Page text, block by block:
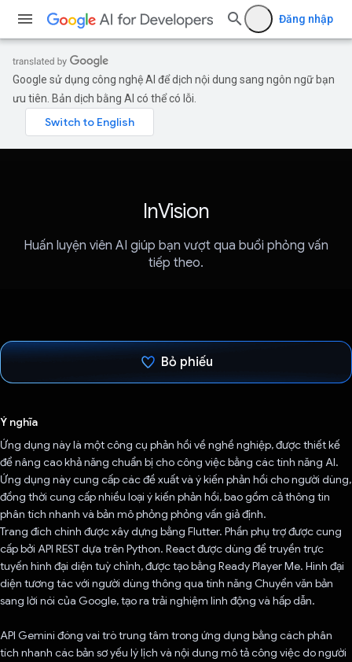
Đăng nhập
Google sử dụng công nghệ AI để dịch nội dung sang ngôn ngữ bạn
ưu tiên. Bản dịch bằng AI có thể có lỗi.
InVision
Huấn luyện viên AI giúp bạn vượt qua buổi phỏng vấn
tiếp theo.
Bỏ phiếu
Ý nghĩa
Ứng dụng này là một công cụ phản hồi về nghề nghiệp, được thiết kế
để nâng cao khả năng chuẩn bị cho công việc bằng các tính năng AI.
Ứng dụng này cung cấp các đề xuất và ý kiến phản hồi cho người dùng,
đồng thời cung cấp nhiều loại ý kiến phản hồi, bao gồm cả thông tin
phân tích nhanh và bản mô phỏng phỏng vấn giả định.
Trang đích chính được xây dựng bằng Flutter. Phần phụ trợ được cung
cấp bởi API REST dựa trên Python. React được dùng để truyền trực
tuyến hình đại diện tuỳ chỉnh, được tạo bằng Ready Player Me. Hình đại
diện tương tác với người dùng thông qua tính năng Chuyển văn bản
sang lời nói của Google, tạo ra trải nghiệm linh động và hấp dẫn.
API Gemini đóng vai trò trung tâm trong ứng dụng bằng cách phân
tích nhanh các bản sơ yếu lý lịch và nội dung mô tả công việc do người